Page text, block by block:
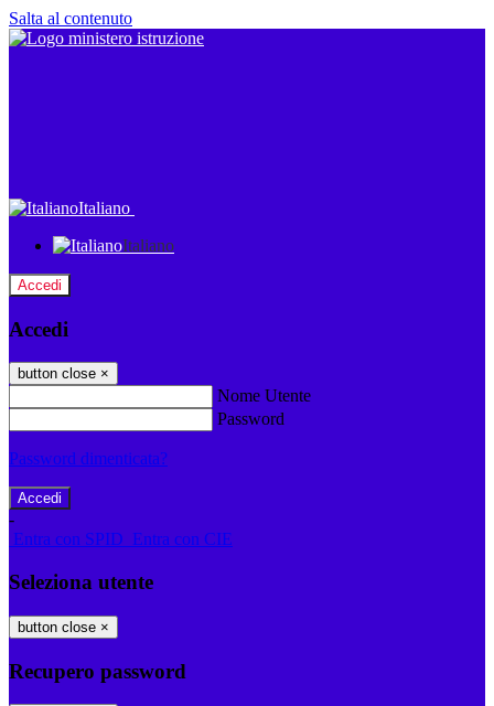
Salta al contenuto
Italiano
Italiano
Accedi
Accedi
button close ×
Nome Utente
Password
Password dimenticata?
-
Entra con SPID Entra con CIE
Seleziona utente
button close ×
Recupero password